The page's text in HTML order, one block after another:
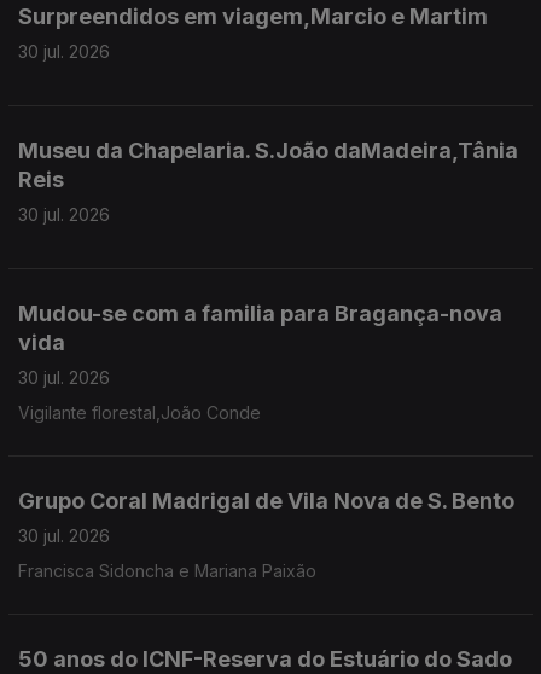
Surpreendidos em viagem,Marcio e Martim
30 jul. 2026
Museu da Chapelaria. S.João daMadeira,Tânia
Reis
30 jul. 2026
Mudou-se com a familia para Bragança-nova
vida
30 jul. 2026
Vigilante florestal,João Conde
Grupo Coral Madrigal de Vila Nova de S. Bento
30 jul. 2026
Francisca Sidoncha e Mariana Paixão
50 anos do ICNF-Reserva do Estuário do Sado